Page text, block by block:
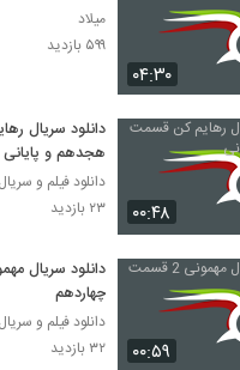
۰۴:۳۰
میلاد
۵۹۹ بازدید
۰۰:۴۸
دانلود سریال
هجدهم و پایانی
دانلود فیلم و
۲۳ بازدید
۰۰:۵۹
چهاردهم
دانلود فیلم و
۳۲ بازدید